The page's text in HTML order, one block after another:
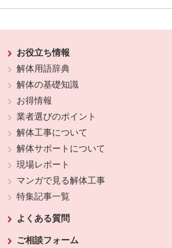
お役立ち情報
解体用語辞典
解体の基礎知識
お得情報
業者選びのポイント
解体工事について
解体サポートについて
現場レポート
マンガで見る解体工事
特集記事一覧
よくある質問
ご相談フォーム